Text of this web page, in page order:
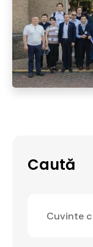
Caută